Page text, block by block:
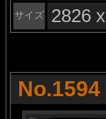
サイズ 2826